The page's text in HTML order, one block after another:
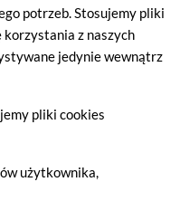
potrzeb. Stosujemy pliki
z naszych
jedynie wewnątrz
pliki cookies
użytkownika,